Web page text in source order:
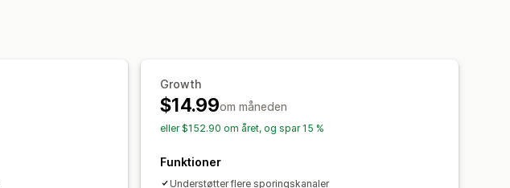
Growth
$14.99om måneden
eller $152.90 om året, og spar 15 %
Funktioner
Understøtter flere sporingskanaler